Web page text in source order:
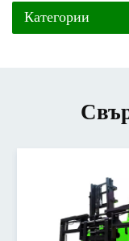
Категории